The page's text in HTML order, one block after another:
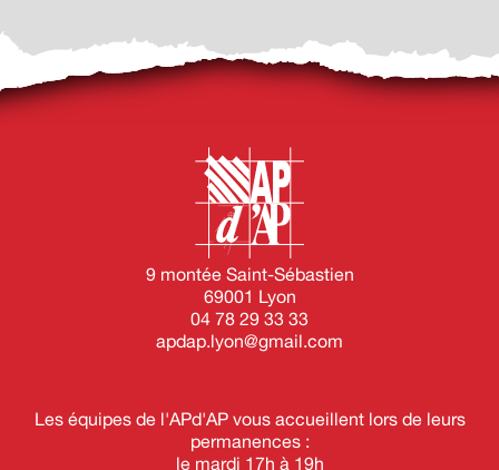
9 montée Saint-Sébastien
69001 Lyon
04 78 29 33 33
apdap.lyon@gmail.com
Les équipes de l'APd'AP vous accueillent lors de leurs
permanences :
le mardi 17h à 19h